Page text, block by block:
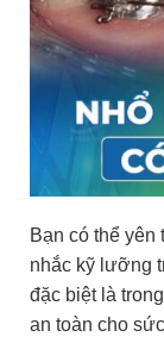
Bạn có thể yên
nhắc kỹ lưỡng
đặc biệt là
an toàn cho